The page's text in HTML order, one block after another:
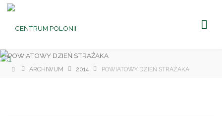
Rekreacji
StronaARCHIWUM 2014 POWIATOWY DZIEŃ STRAŻAKA